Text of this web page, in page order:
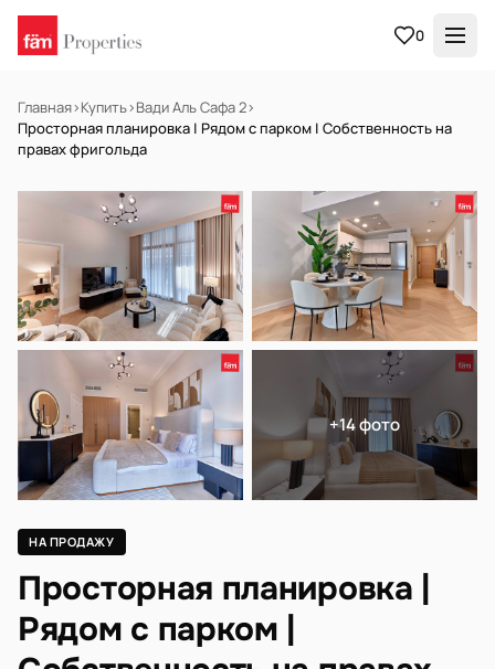
0
Главная›Купить›Вади Аль Сафа 2›
Просторная планировка | Рядом с парком | Собственность на
правах фригольда
НА ПРОДАЖУ Готов к заселению
+14 фото
НА ПРОДАЖУ
Просторная планировка |
Рядом с парком |